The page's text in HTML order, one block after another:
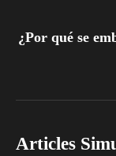
¿Por qué se
Articles